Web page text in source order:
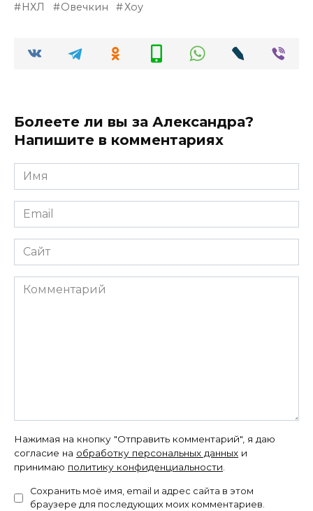
НХЛ Овечкин Хоу
Болеете ли вы за Александра?
Напишите в комментариях
Имя
*
Email
*
Сайт
Комментарий
Нажимая на кнопку "Отправить комментарий", я даю
согласие на обработку персональных данных и
принимаю политику конфиденциальности
Сохранить моё имя, email и адрес сайта в этом
браузере для последующих моих комментариев.